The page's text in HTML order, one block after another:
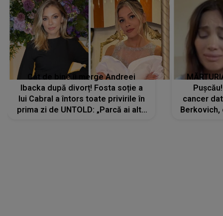
Cât de bine îi merge Andreei
Ibacka după divorț! Fosta soție a
lui Cabral a întors toate privirile în
prima zi de UNTOLD: „Parcă ai altă
cancer
Berkovich,